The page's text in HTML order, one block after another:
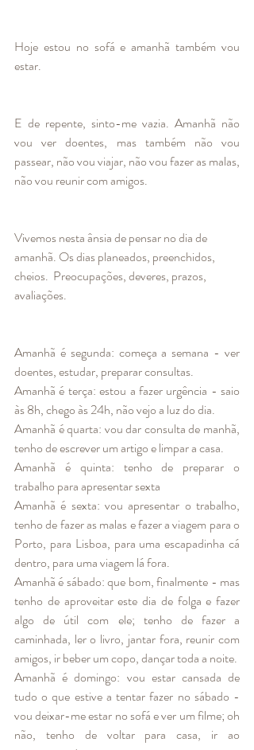
Hoje estou no sofá e amanhã também vou
estar.
E de repente, sinto-me vazia. Amanhã não
vou ver doentes, mas também não vou
passear, não vou viajar, não vou fazer as malas,
não vou reunir com amigos.
Vivemos nesta ânsia de pensar no dia de
amanhã. Os dias planeados, preenchidos,
cheios.  Preocupações, deveres, prazos,
avaliações.
Amanhã é segunda: começa a semana - ver
doentes, estudar, preparar consultas.
Amanhã é terça: estou a fazer urgência - saio
às 8h, chego às 24h, não vejo a luz do dia.
Amanhã é quarta: vou dar consulta de manhã,
tenho de escrever um artigo e limpar a casa.
Amanhã é quinta: tenho de preparar o
trabalho para apresentar sexta
Amanhã é sexta: vou apresentar o trabalho,
tenho de fazer as malas e fazer a viagem para o
Porto, para Lisboa, para uma escapadinha cá
dentro, para uma viagem lá fora.
Amanhã é sábado: que bom, finalmente - mas
tenho de aproveitar este dia de folga e fazer
algo de útil com ele; tenho de fazer a
caminhada, ler o livro, jantar fora, reunir com
amigos, ir beber um copo, dançar toda a noite.
Amanhã é domingo: vou estar cansada de
tudo o que estive a tentar fazer no sábado -
vou deixar-me estar no sofá e ver um filme; oh
não, tenho de voltar para casa, ir ao